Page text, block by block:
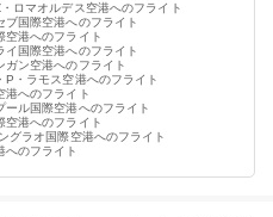
ロマオルデス空港へのフライト
ブ国際空港へのフライト
空港へのフライト
イ国際空港へのフライト
ガン空港へのフライト
・ラモス空港へのフライト
港へのフライト
ル国際空港へのフライト
空港へのフライト
グラオ国際空港へのフライト
へのフライト